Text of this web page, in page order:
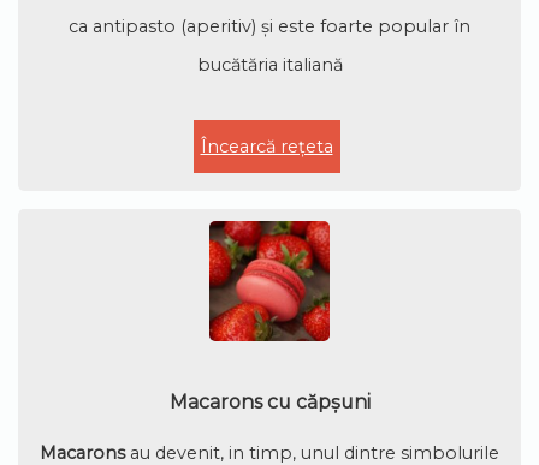
ca antipasto (aperitiv) și este foarte popular în
bucătăria italiană
Încearcă rețeta
Macarons cu căpșuni
Macaronsau devenit, in timp, unul dintre simbolurile